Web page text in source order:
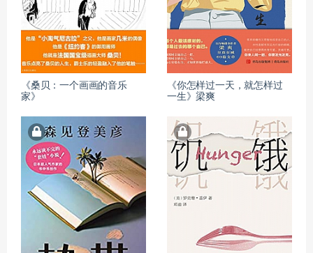
《桑贝：一个画画的音乐
家》
《你怎样过一天，就怎样过
一生》梁爽